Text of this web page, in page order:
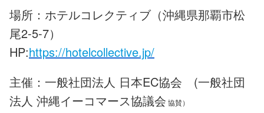
場所：ホテルコレクティブ（沖縄県那覇市松
尾2-5-7）
HP:https://hotelcollective.jp/
主催：一般社団法人 日本EC協会 (一般社団
法人 沖縄イーコマース協議会 協賛）